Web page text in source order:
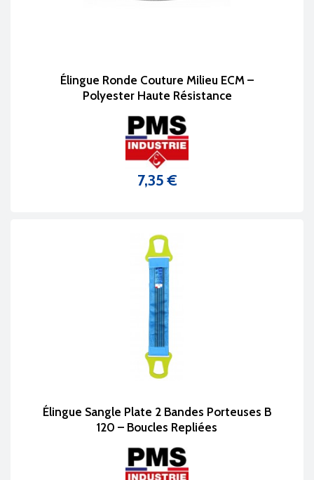
Élingue Ronde Couture Milieu ECM –
Polyester Haute Résistance
Prix
7,35 €
Élingue Sangle Plate 2 Bandes Porteuses B
120 – Boucles Repliées